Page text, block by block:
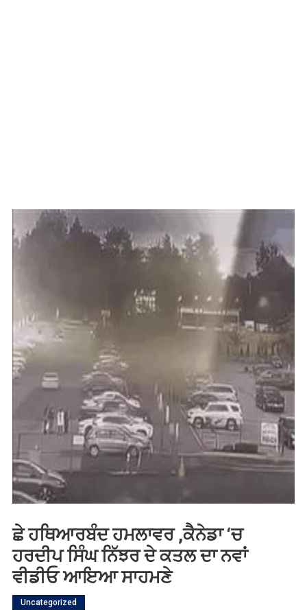
ਛੇ ਹਥਿਆਰਬੰਦ ਹਮਲਾਵਰ ,ਕੈਨੇਡਾ ‘ਚ
ਹਰਦੀਪ ਸਿੰਘ ਨਿੱਝਰ ਦੇ ਕਤਲ ਦਾ ਨਵਾਂ
ਵੀਡੀਓ ਆਇਆ ਸਾਹਮਣੇ
Uncategorized